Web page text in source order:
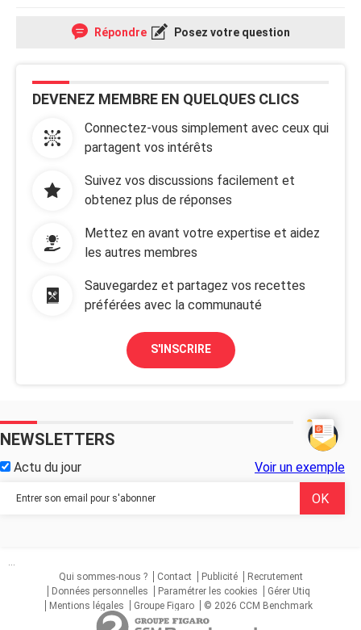
Répondre Posez votre question
DEVENEZ MEMBRE EN QUELQUES CLICS
Connectez-vous simplement avec ceux qui
partagent vos intérêts
Suivez vos discussions facilement et
obtenez plus de réponses
Mettez en avant votre expertise et aidez
les autres membres
Sauvegardez et partagez vos recettes
préférées avec la communauté
S'INSCRIRE
NEWSLETTERS
Actu du jour Voir un exemple
...
Qui sommes-nous ?
Contact Publicité
Recrutement
Données personnelles
Paramétrer les cookies
Gérer Utiq
Mentions légales
Groupe Figaro © 2026 CCM Benchmark